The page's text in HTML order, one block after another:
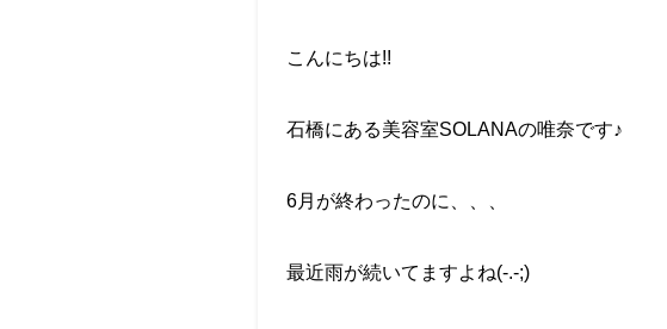
こんにちは!!
石橋にある美容室SOLANAの唯奈です♪
6月が終わったのに、、、
最近雨が続いてますよね‪(-.-;)